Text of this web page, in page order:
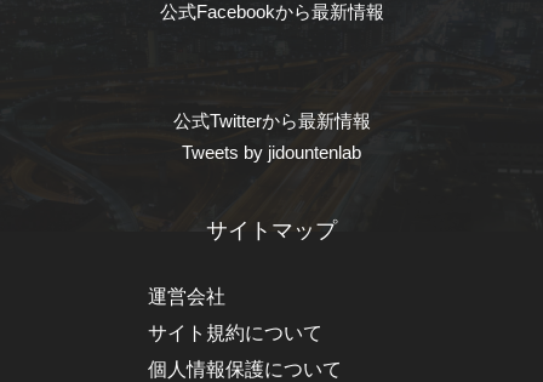
公式Facebookから最新情報
公式Twitterから最新情報
Tweets by jidountenlab
サイトマップ
運営会社
サイト規約について
個人情報保護について